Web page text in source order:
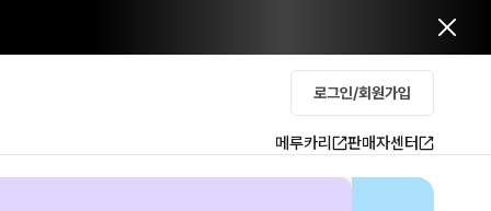
로그인/회원가입
메루카리 판매자센터